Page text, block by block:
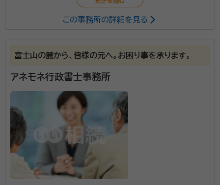
この事務所の詳細を見る
富士山の麓から、皆様の元へ。お困り事を承ります。
アネモネ行政書士事務所